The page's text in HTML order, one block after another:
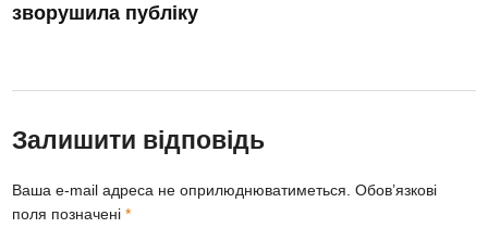
зворушила публіку
Залишити відповідь
Ваша e-mail адреса не оприлюднюватиметься. Обов’язкові
поля позначені*